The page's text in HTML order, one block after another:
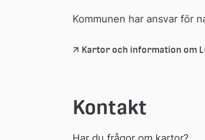
Kommunen har ansvar för
Kartor och information om
Kontakt